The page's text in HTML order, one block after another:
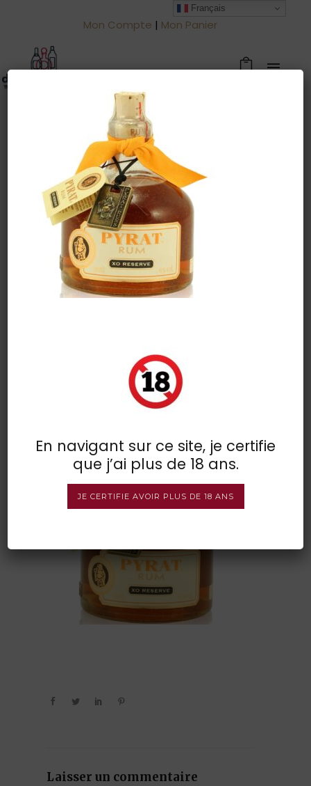
Mon Compte | Mon Panier
Warning: Trying to access array offset
on value of type null in
/htdocs/drinkjullien.be/wp-
content/themes/oshin/content.php
on line28
22 août 2022
POSTED BY : VINSDIRECT / 0 COMMENTS
Laisser un commentaire
Français
En navigant sur ce site, je certifie
que j’ai plus de 18 ans.
JE CERTIFIE AVOIR PLUS DE 18 ANS